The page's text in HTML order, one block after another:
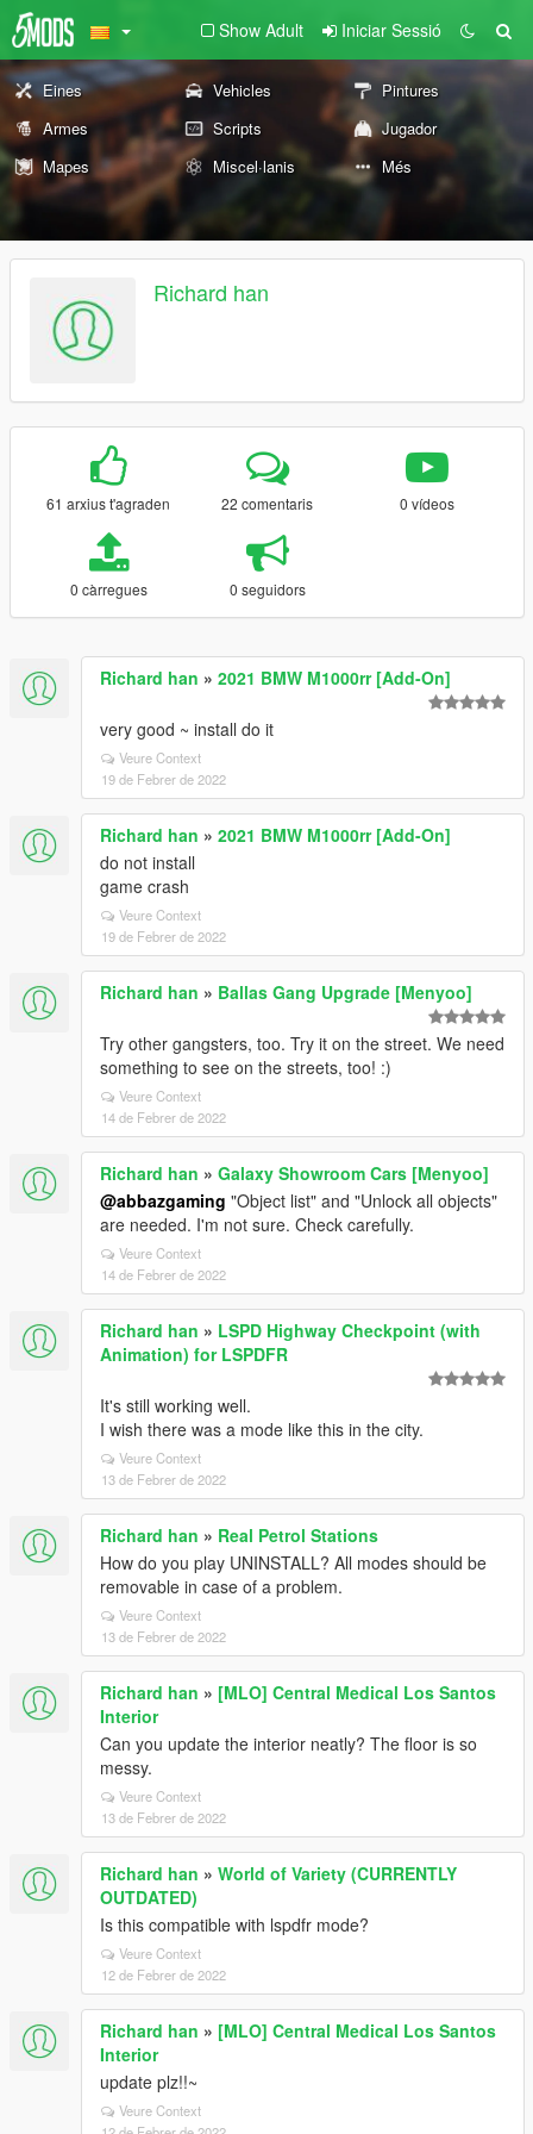
Show Adult Iniciar Sessió
Eines Vehicles
Pintures
Armes
Scripts
Jugador
Mapes
Miscel·lanis Més
Richard han
61 arxius t'agraden 22 comentaris 0 vídeos
0 càrregues 0 seguidors
Richard han » 2021 BMW M1000rr [Add-On]
very good ~ install do it
Veure Context
19 de Febrer de 2022
Richard han » 2021 BMW M1000rr [Add-On]
do not install
game crash
Veure Context
19 de Febrer de 2022
Richard han » Ballas Gang Upgrade [Menyoo]
Try other gangsters, too. Try it on the street. We need
something to see on the streets, too! :)
Veure Context
14 de Febrer de 2022
Richard han » Galaxy Showroom Cars [Menyoo]
@abbazgaming "Object list" and "Unlock all objects"
are needed. I'm not sure. Check carefully.
Veure Context
14 de Febrer de 2022
Richard han » LSPD Highway Checkpoint (with
Animation) for LSPDFR
It's still working well.
I wish there was a mode like this in the city.
Veure Context
13 de Febrer de 2022
Richard han » Real Petrol Stations
How do you play UNINSTALL? All modes should be
removable in case of a problem.
Veure Context
13 de Febrer de 2022
Richard han » [MLO] Central Medical Los Santos
Interior
Can you update the interior neatly? The floor is so
messy.
Veure Context
13 de Febrer de 2022
Richard han » World of Variety (CURRENTLY
OUTDATED)
Is this compatible with lspdfr mode?
Veure Context
12 de Febrer de 2022
Richard han » [MLO] Central Medical Los Santos
Interior
update plz!!~
Veure Context